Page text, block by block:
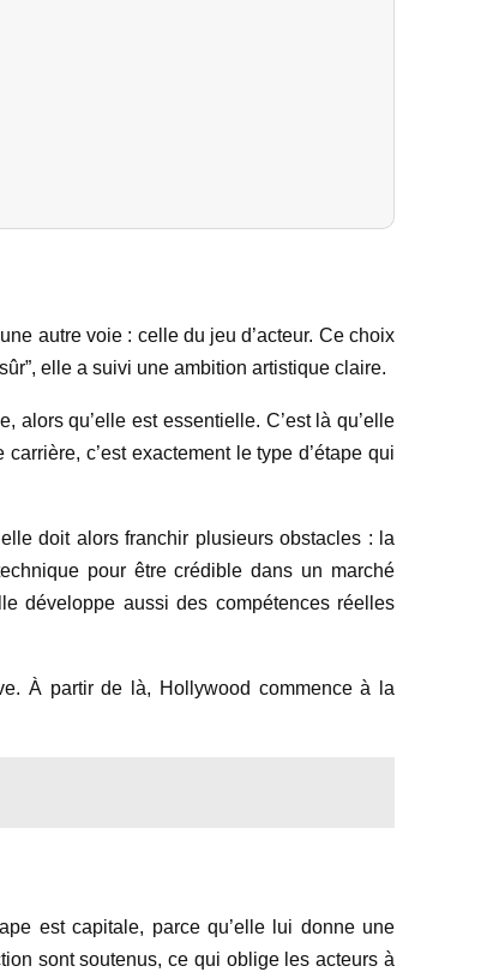
autre voie : celle du jeu d’acteur. Ce choix
elle a suivi une ambition artistique claire.
qu’elle est essentielle. C’est là qu’elle
c’est exactement le type d’étape qui
doit alors franchir plusieurs obstacles : la
pour être crédible dans un marché
développe aussi des compétences réelles
À partir de là, Hollywood commence à la
est capitale, parce qu’elle lui donne une
sont soutenus, ce qui oblige les acteurs à